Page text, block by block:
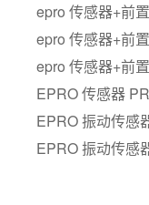
epro 传感器+前
epro 传感器+前
epro 传感器+前
EPRO 传感器
EPRO 振动传感
EPRO 振动传感